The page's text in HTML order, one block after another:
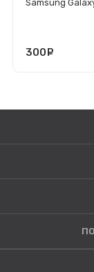
Samsung
300